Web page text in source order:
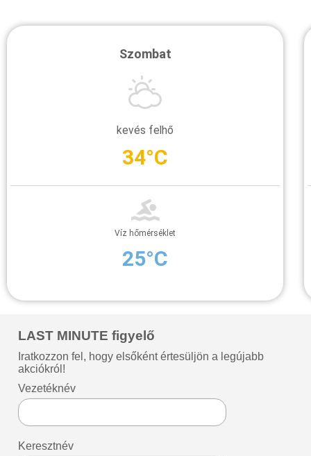
Szombat
kevés felhő
34°C
Víz hőmérséklet
25°C
LAST MINUTE figyelő
Iratkozzon fel, hogy elsőként értesüljön a legújabb
akciókról!
Vezetéknév
Keresztnév